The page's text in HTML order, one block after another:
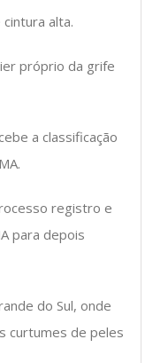
alta.
próprio da grife
a classificação
registro e
para depois
do Sul, onde
curtumes de peles